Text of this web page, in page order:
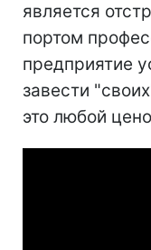
является
портом
предприятие
завести
это любой